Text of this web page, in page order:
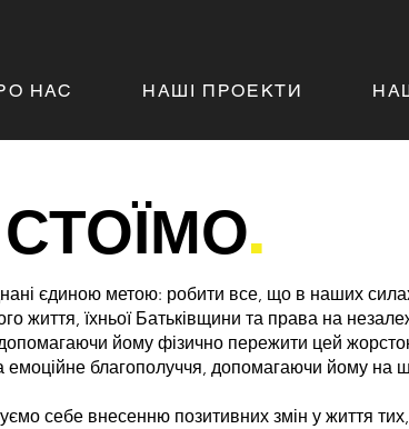
НАС НАШІ ПРОЕКТИ
.
єдиною метою: робити все, що в наших
життя, їхньої Батьківщини та права на
йому фізично пережити цей
емоційне благополуччя, допомагаючи йому на
себе внесенню позитивних змін у життя тих,